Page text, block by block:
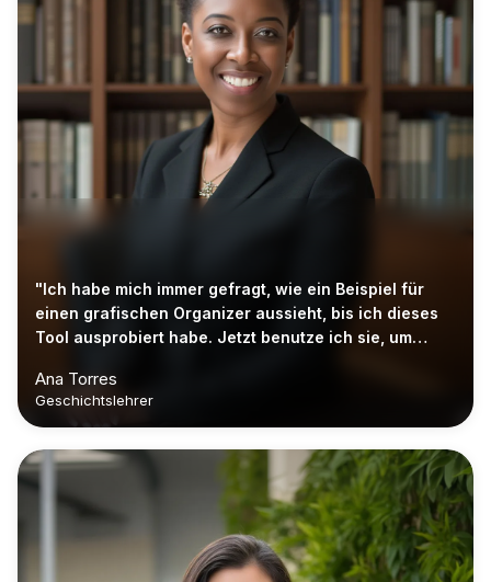
"Ich habe mich immer gefragt, wie ein Beispiel für
einen grafischen Organizer aussieht, bis ich dieses
Tool ausprobiert habe. Jetzt benutze ich sie, um
Ana Torres
Geschichtslehrer